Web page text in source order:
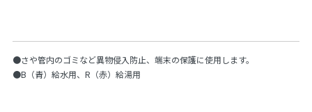
●さや管内のゴミなど異物侵入防止、端末の保護に使用します。
●B（青）給水用、R（赤）給湯用